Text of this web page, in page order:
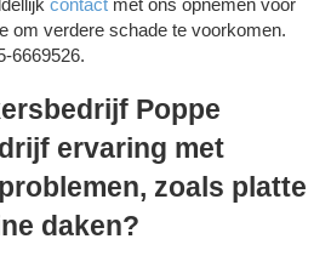
contact met ons opnemen voor
om verdere schade te voorkomen.
6669526.
Poppe
ervaring met
zoals platte
daken?